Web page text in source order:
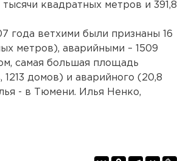
квадратных метров и 391,8
года ветхими были признаны 16
метров), аварийными – 1509
самая большая площадь
1213 домов) и аварийного (20,8
- в Тюмени. Илья Ненко,